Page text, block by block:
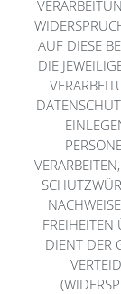
AUF DIESE
DIE
FREIHEITEN
DIENT DER